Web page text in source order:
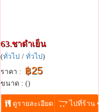
63.ชาดำเย็น
(ทั่วไป / ทั่วไป)
ราคา : ฿25
ขนาด : ()
...
ดูรายละเอียด ไปที่ร้าน